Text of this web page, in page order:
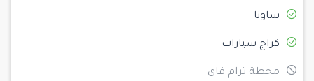
ساونا
كراج سيارات
محطة ترام فاي